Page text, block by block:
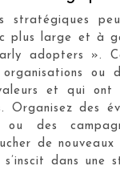
stratégiques
plus large et à
adopters ».
ou
et qui ont
Organisez des
ou des
de
dans une